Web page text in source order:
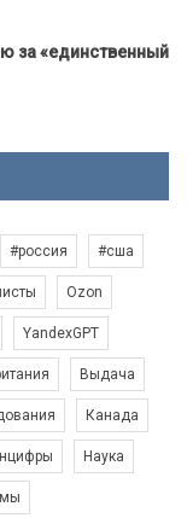
за «единственный
#россия #сша
Ozon
YandexGPT
Выдача
Канада
Наука